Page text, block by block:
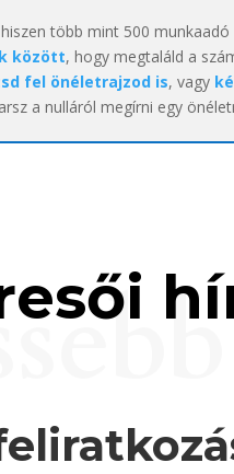
több mint 500
között, hogy megtaláld a
fel önéletrajzod is, vagy
a nulláról megírni egy